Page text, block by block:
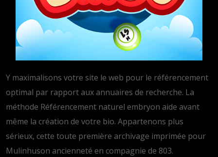
Y maximalisons votre site le web pour le référencement
optimal par rapport aux annuaires de recherche. La
méthode Référencement naturel embryon aide avant
même la création de votre bio. Appartenons plus
sérieux, cette toute première archivage imprimée pour
Mulinhuson ancienneté en compagnie de 803.